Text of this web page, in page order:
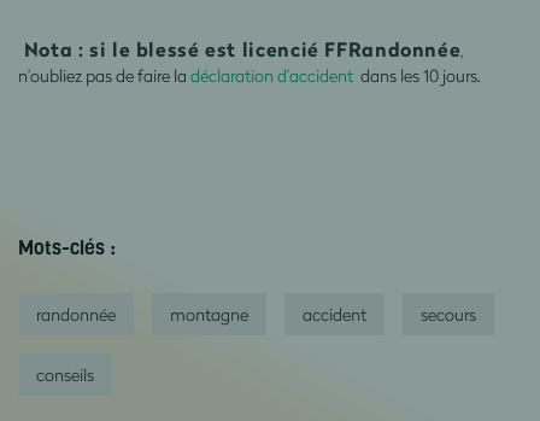
Nota : si le blessé est licencié FFRandonnée,
n’oubliez pas de faire la déclaration d’accident dans les 10 jours.
Mots-clés :
randonnée montagne accident secours
conseils